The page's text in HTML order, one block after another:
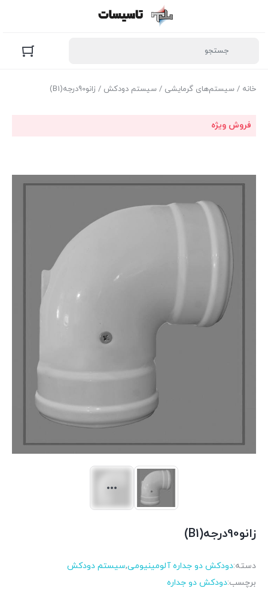
خانه / سیستم‌های گرمایشی / سیستم دودکش / زانو90درجه(B1)
فروش ویژه
زانو90درجه(B1)
دسته:دودکش دو جداره آلومینیومی,سیستم دودکش
برچسب:دودکش دو جداره